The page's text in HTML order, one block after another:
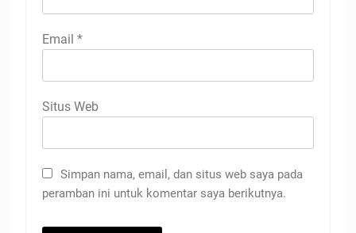
Email *
Situs Web
Simpan nama, email, dan situs web saya pada
peramban ini untuk komentar saya berikutnya.